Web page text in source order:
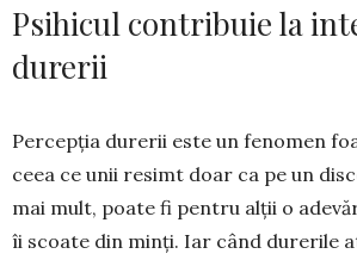
Psihicul contribuie la
durerii
Percepția durerii este un fenomen
ceea ce unii resimt doar ca pe un
mai mult, poate fi pentru alții o
îi scoate din minți. Iar când durerile